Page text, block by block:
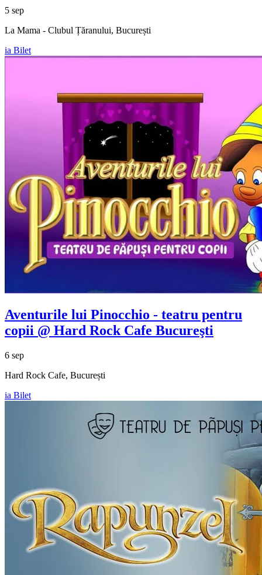
5 sep
La Mama - Clubul Țăranului, București
ia Bilet
Aventurile lui Pinocchio - teatru pentru
copii @ Hard Rock Cafe Bucureşti
6 sep
Hard Rock Cafe, București
ia Bilet